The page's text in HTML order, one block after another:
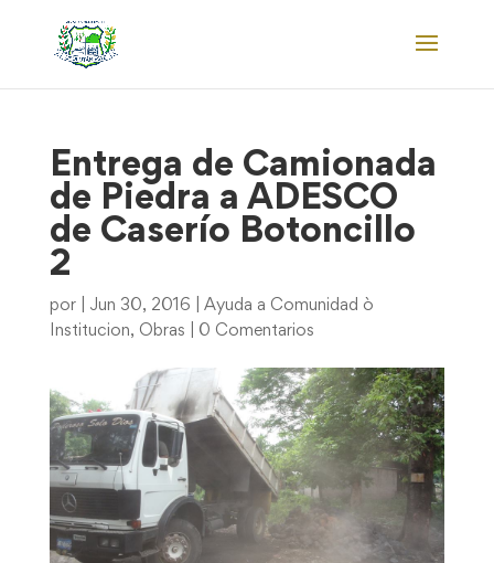
Entrega de Camionada
de Piedra a ADESCO
de Caserío Botoncillo
2
por Jun 30, 2016
Ayuda a Comunidad ò
Institucion, Obras 0 Comentarios